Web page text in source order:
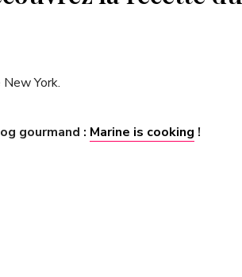
York.
gourmand : Marine is cooking !